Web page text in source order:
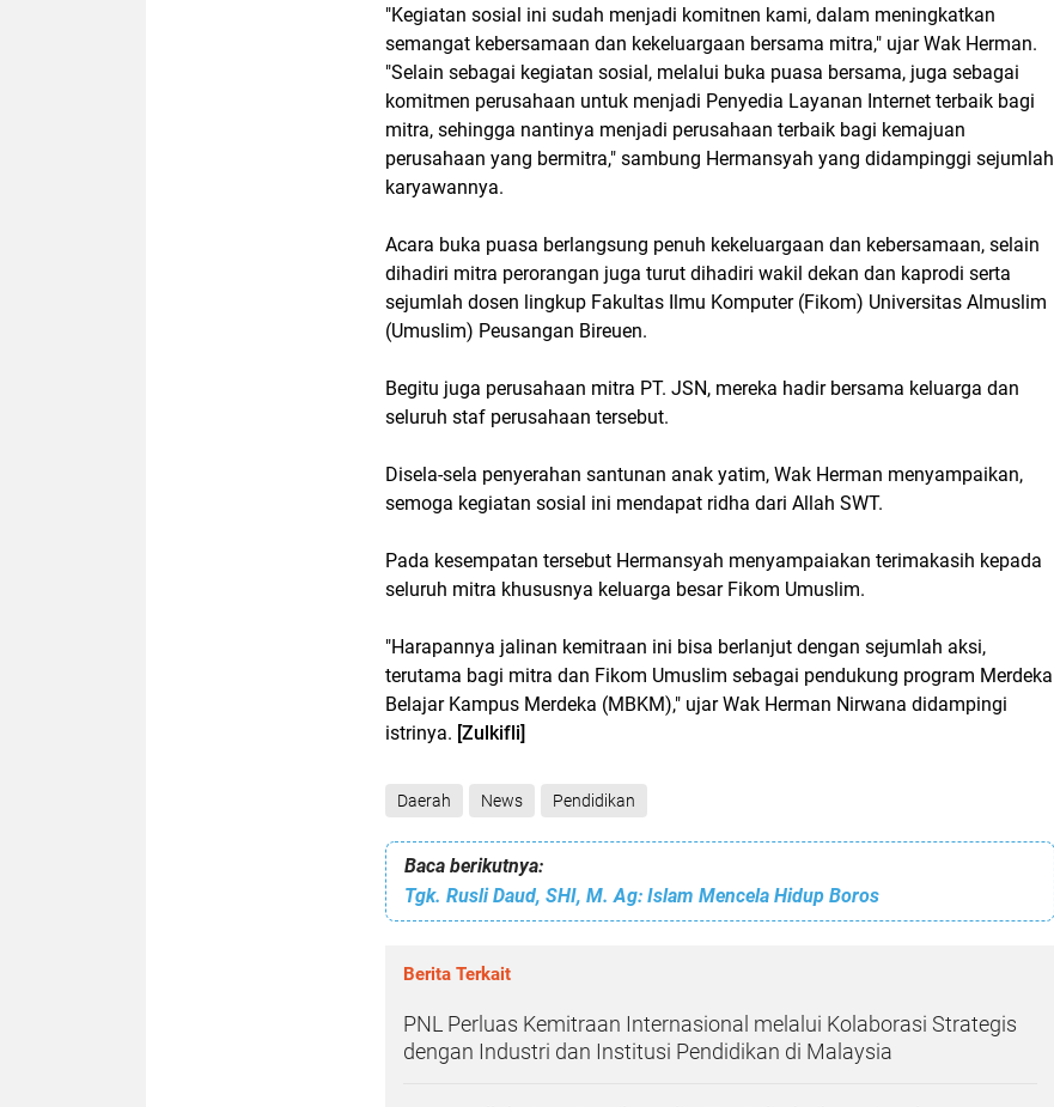
"Kegiatan sosial ini sudah menjadi komitnen kami, dalam meningkatkan
semangat kebersamaan dan kekeluargaan bersama mitra," ujar Wak Herman.
"Selain sebagai kegiatan sosial, melalui buka puasa bersama, juga sebagai
komitmen perusahaan untuk menjadi Penyedia Layanan Internet terbaik bagi
mitra, sehingga nantinya menjadi perusahaan terbaik bagi kemajuan
perusahaan yang bermitra," sambung Hermansyah yang didampinggi sejumlah
karyawannya.
Acara buka puasa berlangsung penuh kekeluargaan dan kebersamaan, selain
dihadiri mitra perorangan juga turut dihadiri wakil dekan dan kaprodi serta
sejumlah dosen lingkup Fakultas Ilmu Komputer (Fikom) Universitas Almuslim
(Umuslim) Peusangan Bireuen.
Begitu juga perusahaan mitra PT. JSN, mereka hadir bersama keluarga dan
seluruh staf perusahaan tersebut.
Disela-sela penyerahan santunan anak yatim, Wak Herman menyampaikan,
semoga kegiatan sosial ini mendapat ridha dari Allah SWT.
Pada kesempatan tersebut Hermansyah menyampaiakan terimakasih kepada
seluruh mitra khususnya keluarga besar Fikom Umuslim.
"Harapannya jalinan kemitraan ini bisa berlanjut dengan sejumlah aksi,
terutama bagi mitra dan Fikom Umuslim sebagai pendukung program Merdeka
Belajar Kampus Merdeka (MBKM)," ujar Wak Herman Nirwana didampingi
istrinya. [Zulkifli]
Daerah News Pendidikan
Baca berikutnya:
Tgk. Rusli Daud, SHI, M. Ag: Islam Mencela Hidup Boros
Berita Terkait
PNL Perluas Kemitraan Internasional melalui Kolaborasi Strategis
dengan Industri dan Institusi Pendidikan di Malaysia